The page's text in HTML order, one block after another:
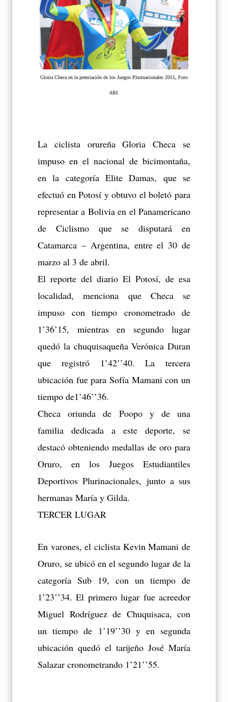
Gloria Checa en la premiación de los Juegos Plurinacionales 2015, Foto
ABI.
La ciclista orureña Gloria Checa se
impuso en el nacional de bicimontaña,
en la categoría Elite Damas, que se
efectuó en Potosí y obtuvo el boletó para
representar a Bolivia en el Panamericano
de Ciclismo que se disputará en
Catamarca – Argentina, entre el 30 de
marzo al 3 de abril.
El reporte del diario El Potosí, de esa
localidad, menciona que Checa se
impuso con tiempo cronometrado de
1’36’15, mientras en segundo lugar
quedó la chuquisaqueña Verónica Duran
que registró 1’42’’40. La tercera
ubicación fue para Sofía Mamani con un
tiempo de1’46’’36.
Checa oriunda de Poopo y de una
familia dedicada a este deporte, se
destacó obteniendo medallas de oro para
Oruro, en los Juegos Estudiantiles
Deportivos Plurinacionales, junto a sus
hermanas María y Gilda.
TERCER LUGAR
En varones, el ciclista Kevin Mamani de
Oruro, se ubicó en el segundo lugar de la
categoría Sub 19, con un tiempo de
1’23’’34. El primero lugar fue acreedor
Miguel Rodríguez de Chuquisaca, con
un tiempo de 1’19’’30 y en segunda
ubicación quedó el tarijeño José María
Salazar cronometrando 1’21’’55.